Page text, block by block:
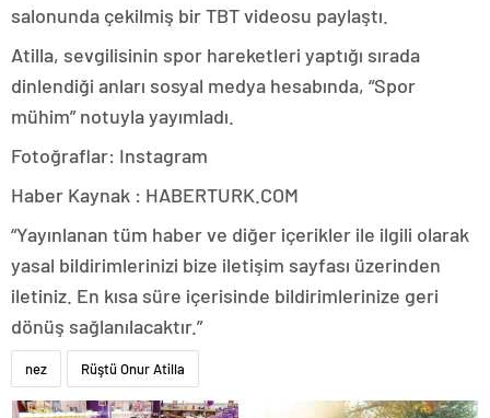
salonunda çekilmiş bir TBT videosu paylaştı.
Atilla, sevgilisinin spor hareketleri yaptığı sırada
dinlendiği anları sosyal medya hesabında, “Spor
mühim” notuyla yayımladı.
Fotoğraflar: Instagram
Haber Kaynak : HABERTURK.COM
“Yayınlanan tüm haber ve diğer içerikler ile ilgili olarak
yasal bildirimlerinizi bize iletişim sayfası üzerinden
iletiniz. En kısa süre içerisinde bildirimlerinize geri
dönüş sağlanılacaktır.”
nez Rüştü Onur Atilla